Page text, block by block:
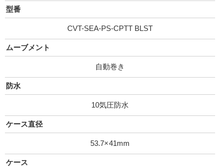
型番
CVT-SEA-PS-CPTT BLST
ムーブメント
自動巻き
防水
10気圧防水
ケース直径
53.7×41mm
ケース